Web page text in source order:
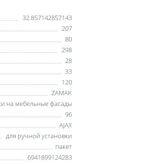
32.857142857143
207
80
298
28
33
120
ZAMAK
на мебельные фасады
96
AJAX
для ручной установки
пакет
6941899124283